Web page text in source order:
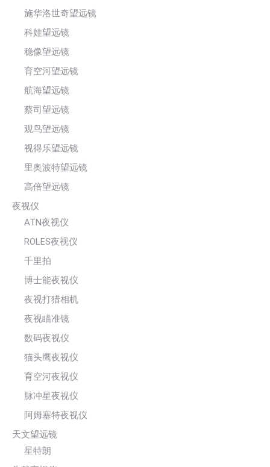
施华洛世奇望远镜
科娃望远镜
稳像望远镜
育空河望远镜
航海望远镜
蔡司望远镜
观鸟望远镜
视得乐望远镜
里奥波特望远镜
高倍望远镜
夜视仪
ATN夜视仪
ROLES夜视仪
千里拍
博士能夜视仪
夜视打猎相机
夜视瞄准镜
数码夜视仪
猫头鹰夜视仪
育空河夜视仪
脉冲星夜视仪
阿姆塞特夜视仪
天文望远镜
星特朗